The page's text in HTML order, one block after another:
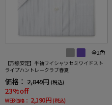
全2色
【形態安定】半袖ワイシャツセミワイドスト
ライプハントレークラブ春夏
価格： 2,849円 (税込)
23%off
WEB価格： 2,190円 (税込)